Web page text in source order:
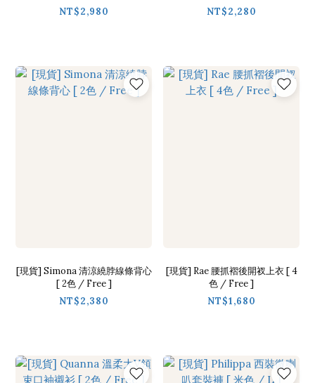
NT$2,980
NT$2,280
[現貨] Simona 清涼繞脖線條背心
[ 2色 / Free ]
NT$2,380
[現貨] Rae 腰抓褶後開衩上衣 [ 4
色 / Free ]
NT$1,680